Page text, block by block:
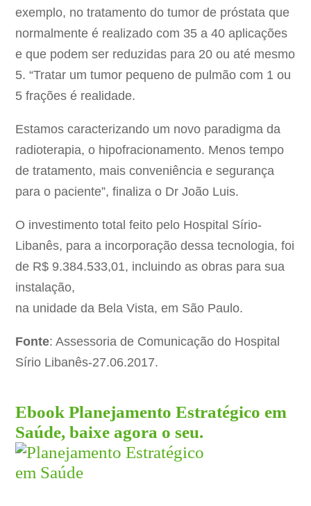
exemplo, no tratamento do tumor de próstata que
normalmente é realizado com 35 a 40 aplicações
e que podem ser reduzidas para 20 ou até mesmo
5. “Tratar um tumor pequeno de pulmão com 1 ou
5 frações é realidade.
Estamos caracterizando um novo paradigma da
radioterapia, o hipofracionamento. Menos tempo
de tratamento, mais conveniência e segurança
para o paciente”, finaliza o Dr João Luis.
O investimento total feito pelo Hospital Sírio-
Libanês, para a incorporação dessa tecnologia, foi
de R$ 9.384.533,01, incluindo as obras para sua
instalação,
na unidade da Bela Vista, em São Paulo.
Fonte: Assessoria de Comunicação do Hospital
Sírio Libanês-27.06.2017.
Ebook Planejamento Estratégico em
Saúde, baixe agora o seu.